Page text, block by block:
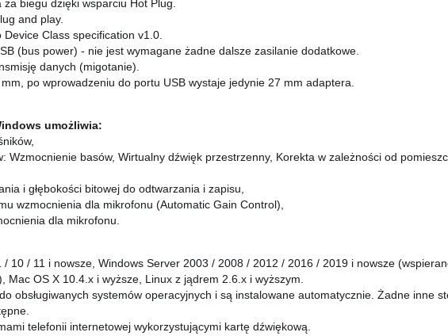
biegu dzięki wsparciu Hot Plug.
and play.
Class specification v1.0.
(bus power) - nie jest wymagane żadne dalsze zasilanie dodatkowe.
danych (migotanie).
po wprowadzeniu do portu USB wystaje jedynie 27 mm adaptera.
umożliwia:
Wzmocnienie basów, Wirtualny dźwięk przestrzenny, Korekta w zależności od
i głębokości bitowej do odtwarzania i zapisu,
wzmocnienia dla mikrofonu (Automatic Gain Control),
dla mikrofonu.
/ 10 / 11 i nowsze, Windows Server 2003 / 2008 / 2012 / 2016 / 2019 i nowsze
Mac OS X 10.4.x i wyższe, Linux z jądrem 2.6.x i wyższym.
obsługiwanych systemów operacyjnych i są instalowane automatycznie. Żadne inne
telefonii internetowej wykorzystującymi kartę dźwiękową.